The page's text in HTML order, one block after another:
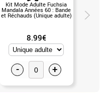
Kit Mode Adulte Fuchsia
Mandala Années 60 : Bande
et Réchauds (Unique adulte)
8.99€
- +